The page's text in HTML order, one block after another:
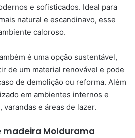
e sofisticados. Ideal para
natural e escandinavo, esse
caloroso.
é uma opção sustentável,
de um material renovável e pode
de demolição ou reforma. Além
em ambientes internos e
e áreas de lazer.
madeira Moldurama